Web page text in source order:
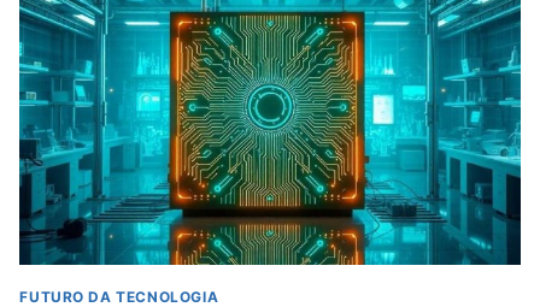
PARA
DESENVOLVEDORES?
FUTURO DA TECNOLOGIA